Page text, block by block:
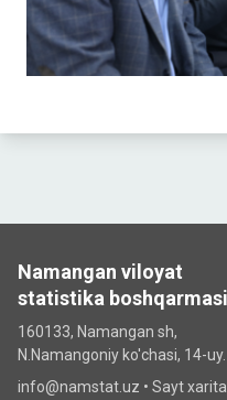
Namangan viloyat
statistika boshqarmasi
160133, Namangan sh,
N.Namangoniy ko'chasi, 14-uy.
info@namstat.uz • Sayt